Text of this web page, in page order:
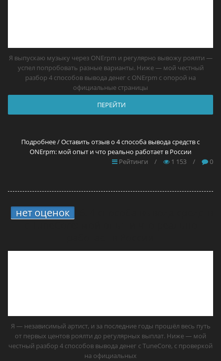
Я выпускаю музыку через ONErpm и регулярно вывожу роялти —
успел попробовать разные варианты. Ниже — мой честный
разбор 4 способов вывода денег с ONErpm с опорой на
официальные страницы
ПЕРЕЙТИ
Подробнее / Оставить отзыв о 4 способа вывода средств с
ONErpm: мой опыт и что реально работает в России
Рейтинги
/ 1 153 / 0
нет оценок
Я — независимый артист, и за последние годы прошёл весь путь
от первых центов роялти до регулярных выплат. Ниже — мой
честный разбор 4 способов вывода денег с TuneCore, с проверкой
на официальных